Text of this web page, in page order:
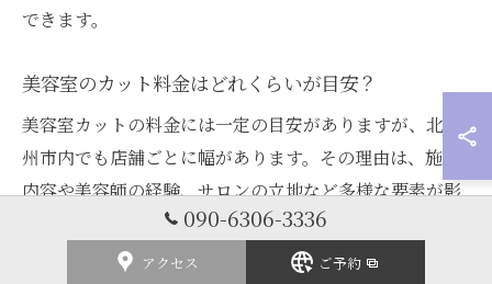
できます。
美容室のカット料金はどれくらいが目安？
美容室カットの料金には一定の目安がありますが、北九
州市内でも店舗ごとに幅があります。その理由は、施術
内容や美容師の経験、サロンの立地など多様な要素が影
響するためです。たとえば、経験豊富なスタイリストが
在籍するサロンでは、料金がやや高めに設定されること
090-6306-3336
アクセス ご予約